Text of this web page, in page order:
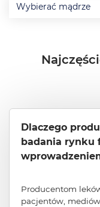
Wybierać mądrze
Dlaczego
badania rynku
Producentom
pacjentów,